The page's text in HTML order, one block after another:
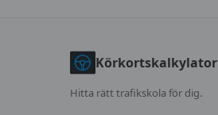
Körkortskalkylator
Hitta rätt trafikskola för dig.